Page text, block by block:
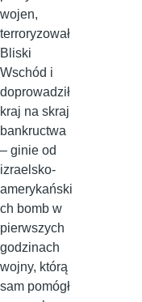
wojen,
terroryzował
Bliski
Wschód i
doprowadził
kraj na skraj
bankructwa
– ginie od
izraelsko-
amerykański
ch bomb w
pierwszych
godzinach
wojny, którą
sam pomógł